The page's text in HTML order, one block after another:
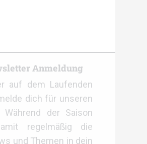
Anmeldung
auf dem Laufenden
dich für unseren
der Saison
regelmäßig die
und Themen in dein